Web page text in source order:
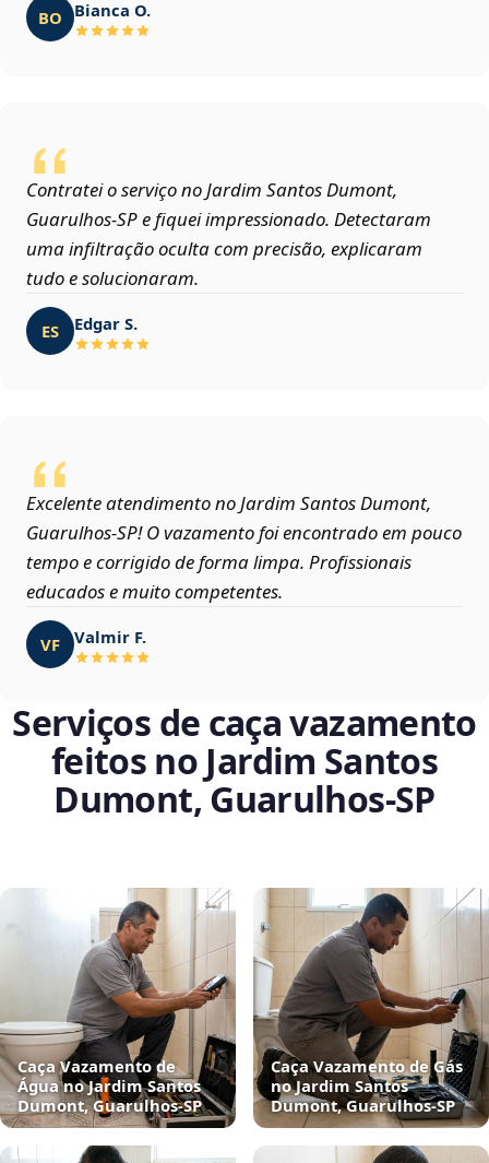
BO Bianca O.
Contratei o serviço no Jardim Santos Dumont,
Guarulhos‑SP e fiquei impressionado. Detectaram
uma infiltração oculta com precisão, explicaram
tudo e solucionaram.
ES Edgar S.
Excelente atendimento no Jardim Santos Dumont,
Guarulhos‑SP! O vazamento foi encontrado em pouco
tempo e corrigido de forma limpa. Profissionais
educados e muito competentes.
VF Valmir F.
Serviços de caça vazamento
feitos no Jardim Santos
Dumont, Guarulhos‑SP
Caça Vazamento de
Água no Jardim Santos
Dumont, Guarulhos‑SP
Caça Vazamento de Gás
no Jardim Santos
Dumont, Guarulhos‑SP